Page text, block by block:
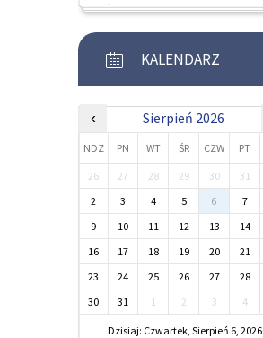
KALENDARZ
‹ Sierpień 2026
NDZ PN WT ŚR CZW PT
26 27 28 29 30 31
2
3 4 5 6 7
9
10 11 12 13 14
16
17 18 19 20 21
23
24 25 26 27 28
30
31 1 2 3 4
Dzisiaj: Czwartek, Sierpień 6, 2026